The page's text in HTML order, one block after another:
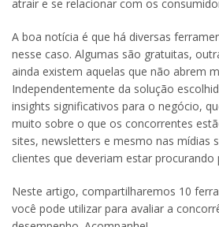
atrair e se relacionar com os
A boa notícia é que há diversas
nesse caso. Algumas são gratuitas,
ainda existem aquelas que não abrem
Independentemente da solução
insights significativos para o negócio,
muito sobre o que os concorrentes
sites, newsletters e mesmo nas mídias
clientes que deveriam estar procurando
Neste artigo, compartilharemos 10
você pode utilizar para avaliar a